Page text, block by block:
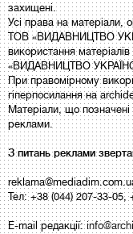
захищені.
Усі права на матеріали,
ТОВ «ВИДАВНИЦТВО
використання
«ВИДАВНИЦТВО
При правомірному
гіперпосилання на
Матеріали, що
реклами.
З питань реклами
Тел: +38 (044) 207-33-05,
E-mail редакції: